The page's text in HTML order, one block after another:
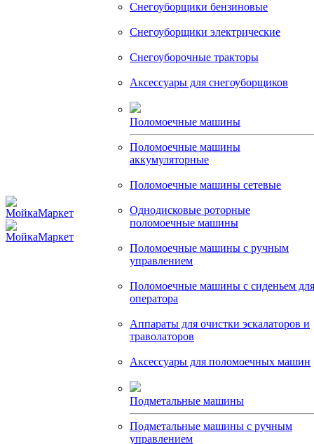
Снегоуборщики бензиновые
Снегоуборщики электрические
Снегоуборочные тракторы
Аксессуары для снегоуборщиков
Поломоечные машины
Поломоечные машины
аккумуляторные
Поломоечные машины сетевые
Однодисковые роторные
поломоечные машины
Поломоечные машины с ручным
управлением
Поломоечные машины с сиденьем для
оператора
Аппараты для очистки эскалаторов и
траволаторов
Аксессуары для поломоечных машин
Подметальные машины
Подметальные машины с ручным
управлением